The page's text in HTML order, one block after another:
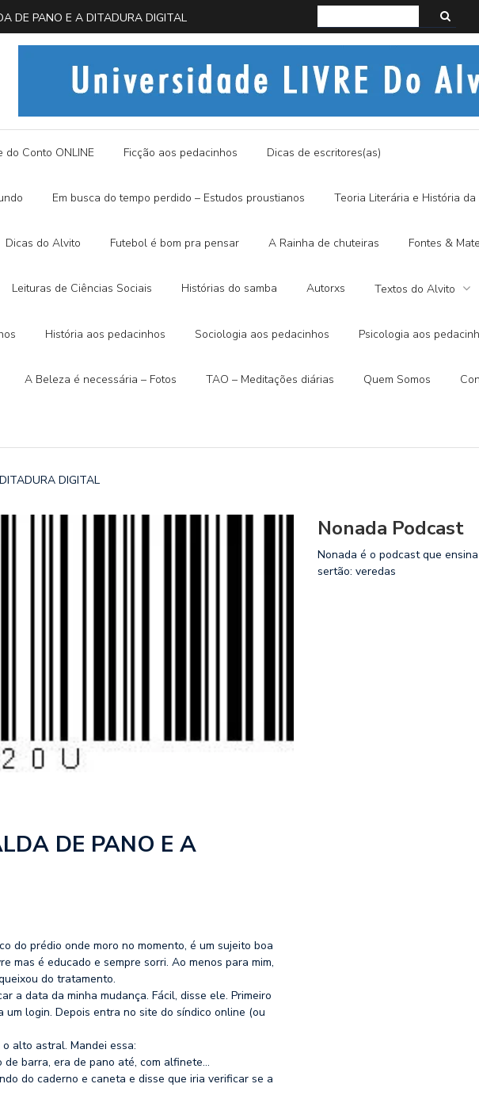
DA BORBOLETA AZUL Histórias do Alvito – SEMI-MÍSTICO,
do Conto ONLINE Ficção aos pedacinhos Dicas de escritores(as)
Em busca do tempo perdido – Estudos proustianos Teoria Literária e História da
Dicas do Alvito Futebol é bom pra pensar A Rainha de chuteiras Fontes &
Leituras de Ciências Sociais Histórias do samba Autorxs Textos do Alvito
História aos pedacinhos Sociologia aos pedacinhos Psicologia aos
A Beleza é necessária – Fotos TAO – Meditações diárias Quem Somos
DIGITAL
DE PANO E A
do prédio onde moro no momento, é um sujeito boa
mas é educado e sempre sorri. Ao menos para mim,
do tratamento.
a data da minha mudança. Fácil, disse ele. Primeiro
login. Depois entra no site do síndico online (ou
alto astral. Mandei essa:
barra, era de pano até, com alfinete…
do caderno e caneta e disse que iria verificar se a
Nonada Podcast
Nonada é o podcast que
sertão: veredas